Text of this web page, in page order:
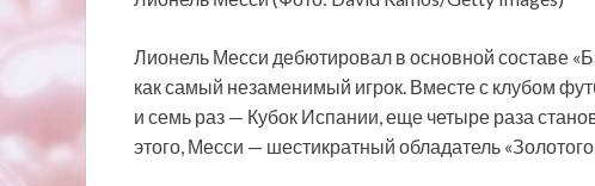
Лионель Месси дебютировал в основной составе
как самый незаменимый игрок. Вместе с клубом
и семь раз — Кубок Испании, еще четыре раза
этого, Месси — шестикратный обладатель